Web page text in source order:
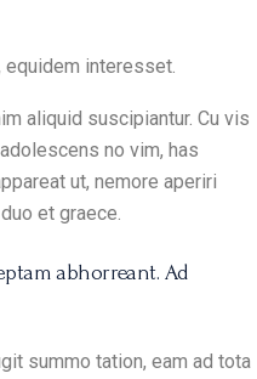
equidem interesset.
aliquid suscipiantur. Cu vis
no vim, has
ut, nemore aperiri
et graece.
abhorreant. Ad
summo tation, eam ad tota